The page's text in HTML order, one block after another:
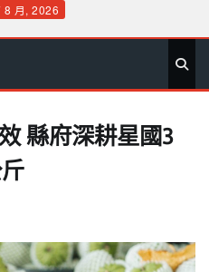
8 月, 2026
公 運 旅 政 地 專
縣府深耕星國3